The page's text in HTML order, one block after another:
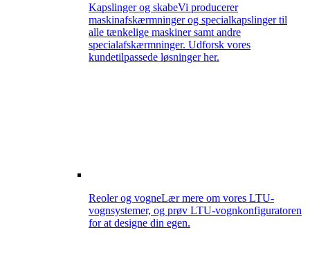
Kapslinger og skabeVi producerer
maskinafskærmninger og specialkapslinger til
alle tænkelige maskiner samt andre
specialafskærmninger. Udforsk vores
kundetilpassede løsninger her.
Reoler og vogneLær mere om vores LTU-
vognsystemer, og prøv LTU-vognkonfiguratoren
for at designe din egen.